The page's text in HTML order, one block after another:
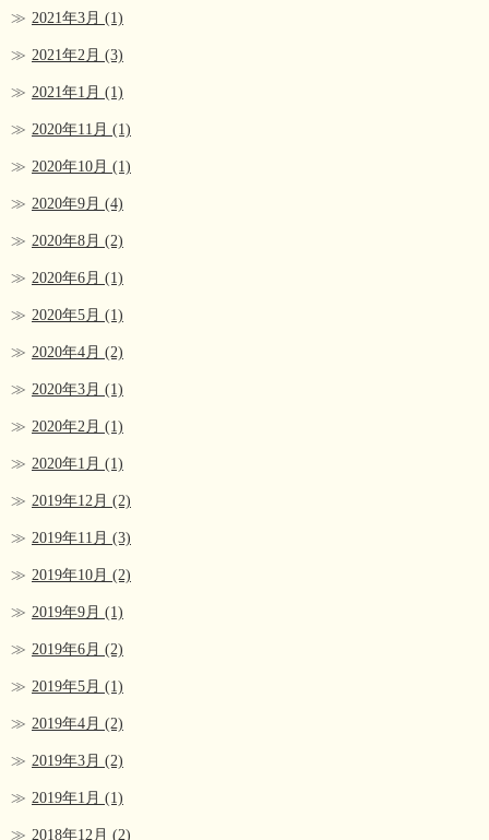
2021年3月 (1)
2021年2月 (3)
2021年1月 (1)
2020年11月 (1)
2020年10月 (1)
2020年9月 (4)
2020年8月 (2)
2020年6月 (1)
2020年5月 (1)
2020年4月 (2)
2020年3月 (1)
2020年2月 (1)
2020年1月 (1)
2019年12月 (2)
2019年11月 (3)
2019年10月 (2)
2019年9月 (1)
2019年6月 (2)
2019年5月 (1)
2019年4月 (2)
2019年3月 (2)
2019年1月 (1)
2018年12月 (2)